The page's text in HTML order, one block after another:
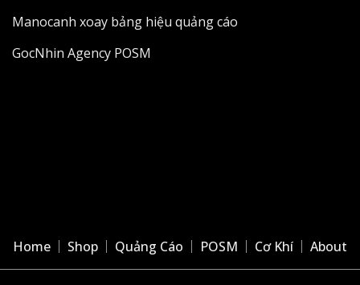
Manocanh xoay bảng hiệu quảng cáo
GocNhin Agency POSM
Home Shop Quảng Cáo POSM Cơ Khí About